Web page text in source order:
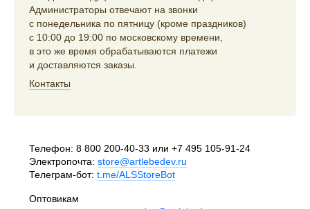
Администраторы отвечают на звонки
с понедельника по пятницу (кроме праздников)
с 10:00 до 19:00 по московскому времени,
в это же время обрабатываются платежи
и доставляются заказы.
Контакты
Телефон: 8 800 200-40-33 или +7 495 105-91-24
Электропочта: store@artlebedev.ru
Телеграм-бот: t.me/ALSStoreBot
Оптовикам